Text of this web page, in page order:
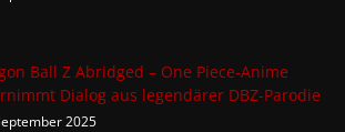
Ball Z Abridged – One Piece-Anime
Dialog aus legendärer DBZ-Parodie
2025